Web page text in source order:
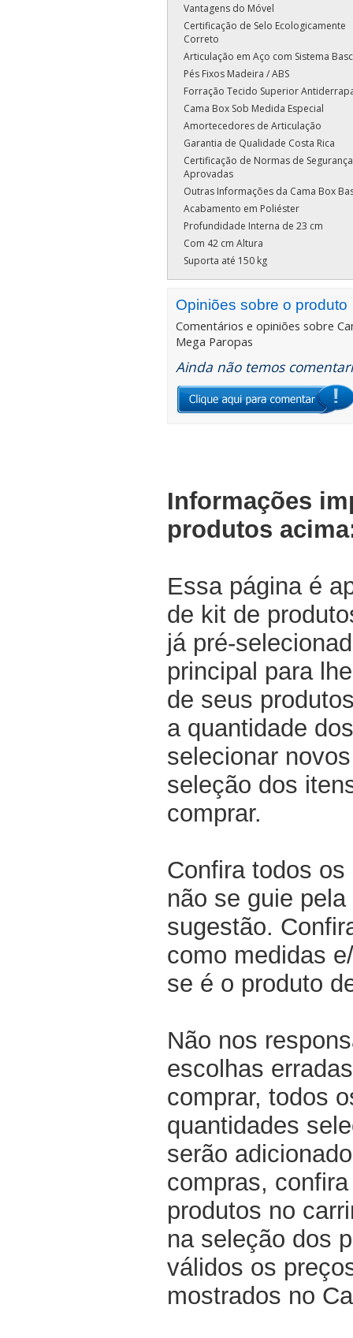
Vantagens do Móvel
Certificação de Selo Ecologicamente
Correto
Articulação em Aço com Sistema
Pés Fixos Madeira / ABS
Forração Tecido Superior
Cama Box Sob Medida Especial
Amortecedores de Articulação
Garantia de Qualidade Costa Rica
Certificação de Normas de Segurança
Aprovadas
Outras Informações da Cama Box
Acabamento em Poliéster
Profundidade Interna de 23 cm
Com 42 cm Altura
Suporta até 150 kg
Opiniões sobre o produto
Comentários e opiniões sobre
Mega Paropas
Ainda não temos
Informações
produtos
Essa página é
de kit de
já pré-
principal para
de seus
a quantidade
selecionar
seleção dos
comprar.
Confira todos
não se guie
sugestão.
como medidas
se é o produto
Não nos
escolhas
comprar, todos
quantidades
serão
compras,
produtos no
na seleção dos
válidos os
mostrados no